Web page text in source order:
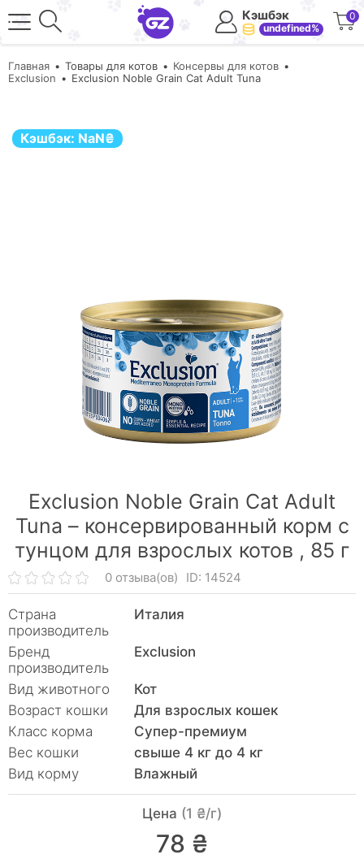
Кэшбэк
undefined%
0
Главная Товары для котов
Консервы для котов
Exclusion
Exclusion Noble Grain Cat Adult Tuna
Кэшбэк: NaN₴
Exclusion Noble Grain Cat Adult
Tuna – консервированный корм с
тунцом для взрослых котов , 85 г
0 отзыва(ов) ID: 14524
Страна
производитель
Италия
Бренд
производитель
Exclusion
Вид животного
Кот
Возраст кошки
Для взрослых кошек
Класс корма
Супер-премиум
Вес кошки
свыше 4 кг до 4 кг
Вид корму
Влажный
Цена (1 ₴/г)
78 ₴